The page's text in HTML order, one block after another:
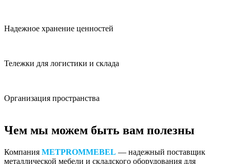
Надежное хранение ценностей
Тележки для логистики и склада
Организация пространства
Чем мы можем быть вам полезны
Компания METPROMMEBEL — надежный поставщик
металлической мебели и складского оборудования для